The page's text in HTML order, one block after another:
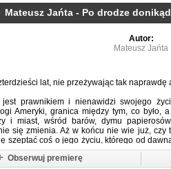
Mateusz Jańta - Po drodze donikąd
Autor:
Mateusz Jańta
lat, nie przeżywając tak naprawdę
jest prawnikiem i nienawidzi swojego
Ameryki, granica między tym, co było,
i miast, wśród barów, dymu
się zmienia. Aż w końcu nie wie już, czy
szeptać coś o jego życiu, którego od
Obserwuj premierę